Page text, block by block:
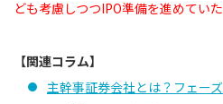
ども考慮しつつIPO準備を進めてい
【関連コラム】
主幹事証券会社とは？フェー